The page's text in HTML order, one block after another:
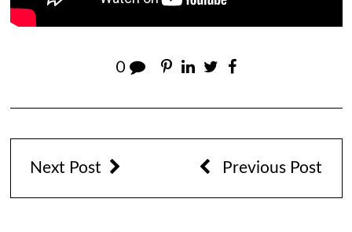
0
Previous Post
Next Post